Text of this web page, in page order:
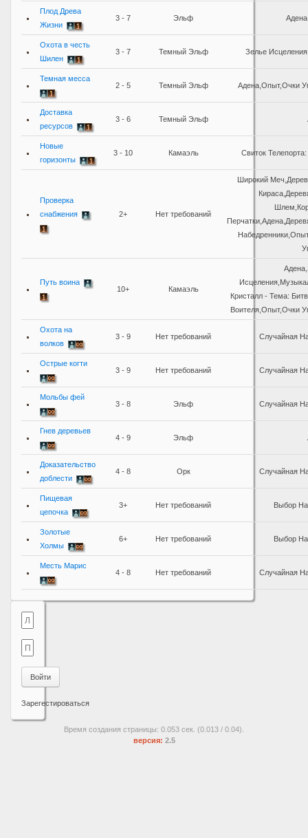
Плод Древа
Жизни
3 - 7 Эльф
Охота в честь
Шилен
3 - 7 Темный Эльф Зелье
Темная месса
2 - 5
Темный Эльф Адена,Опыт,Очки
Доставка
ресурсов
3 - 6 Темный Эльф
Новые
горизонты
3 - 10 Камаэль Свиток Телепорта:
Проверка
снабжения
2+ Нет требований
Широкий
Путь воина
10+
Камаэль
Кристалл - Тема:
Воителя,Опыт,Очки
Охота на
волков
3 - 9 Нет требований Случайная
Острые когти
3 - 9
Нет требований Случайная
Мольбы фей
3 - 8
Эльф Случайная
Гнев деревьев
4 - 9
Эльф
Доказательство
доблести
4 - 8 Орк Случайная
Пищевая
цепочка
3+ Нет требований Выбор
Золотые
Холмы
6+ Нет требований Выбор
Месть Марис
4 - 8
Нет требований Случайная
Войти
Зарегестироваться
Время создания страницы: 0.053 сек. (0.013 / 0.04).
версия: 2.5